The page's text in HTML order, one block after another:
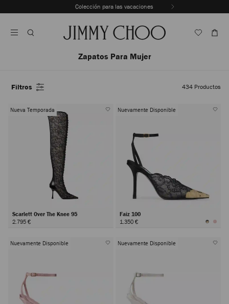
Al
Colección para las vacaciones
reproducción
Zapatos Para Mujer
Filtros 434 Productos
Nueva Temporada
Scarlett Over The Knee 95
2.795 €
Nuevamente Disponible
Faiz 100
1.350 €
Nuevamente Disponible Nuevamente Disponible